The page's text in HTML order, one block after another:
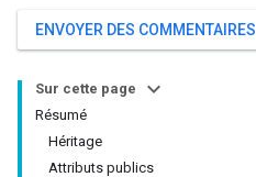
ENVOYER DES COMMENTAIRES
Sur cette page
Résumé
Héritage
Attributs publics